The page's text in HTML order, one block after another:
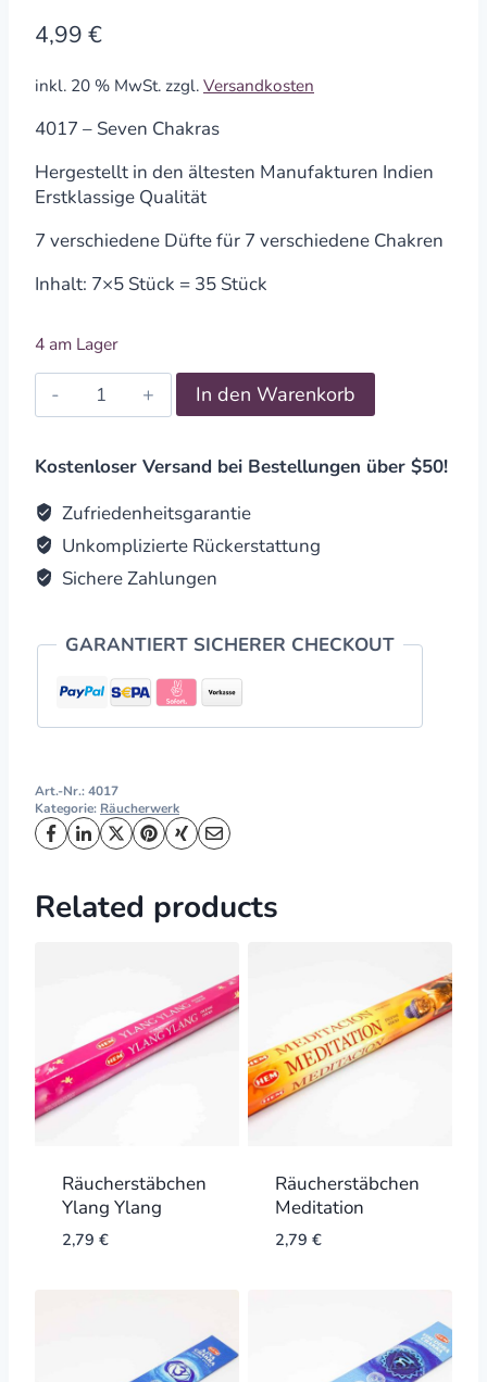
4,99 €
inkl. 20 % MwSt. zzgl. Versandkosten
4017 – Seven Chakras
Hergestellt in den ältesten Manufakturen Indien
Erstklassige Qualität
7 verschiedene Düfte für 7 verschiedene Chakren
Inhalt: 7×5 Stück = 35 Stück
4 am Lager
Räucherstäbchen
Seven
quantity
In den Warenkorb
Kostenloser Versand bei Bestellungen über $50!
Zufriedenheitsgarantie
Unkomplizierte Rückerstattung
Sichere Zahlungen
GARANTIERT SICHERER CHECKOUT
Art.-Nr.:4017
Kategorie: Räucherwerk
Related products
Räucherstäbchen
Ylang Ylang
2,79 €
Räucherstäbchen
Meditation
2,79 €